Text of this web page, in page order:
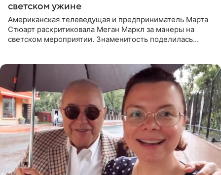
светском ужине
Американская телеведущая и предприниматель Марта
Стюарт раскритиковала Меган Маркл за манеры на
светском мероприятии. Знаменитость поделилась